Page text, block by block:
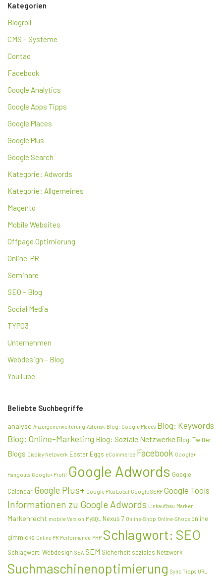
Kategorien
Blogroll
CMS – Systeme
Contao
Facebook
Google Analytics
Google Apps Tipps
Google Places
Google Plus
Google Search
Kategorie: Adwords
Kategorie: Allgemeines
Magento
Mobile Websites
Offpage Optimierung
Online-PR
Seminare
SEO – Blog
Social Media
TYPO3
Unternehmen
Webdesign – Blog
YouTube
Beliebte Suchbegriffe
analyse Anzeigenerweiterung Asterisk Blog: Google Places Blog: Keywords
Blog: Online-Marketing Blog: Soziale Netzwerke Blog: Twitter
Blogs Display Netzwerk Easter Eggs eCommerce Facebook Google+
Hangouts Google+ Profil Google Adwords Google
Calendar Google Plus+ Google Plus Local Google SERP Google Tools
Informationen zu Google Adwords Linkaufbau Marken
Markenrecht mobile Version MySQL Nexus 7 Online-Shop Online-Shops online
gimmicks Online PR Performance PHP Schlagwort: SEO
Schlagwort: Webdesign SEA SEM Sicherheit soziales Netzwerk
Suchmaschinenoptimierung Sync Tipps URL